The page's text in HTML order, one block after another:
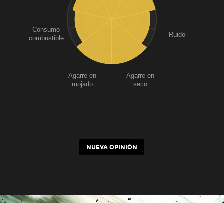
Ruido
Agarre en
seco
Agarre en
mojado
Consumo
combustible
NUEVA OPINIÓN